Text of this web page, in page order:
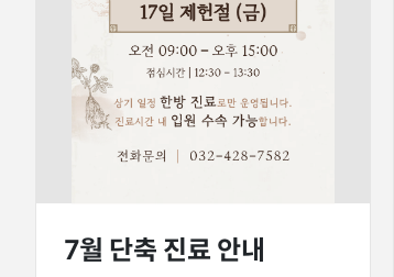
7월 단축 진료 안내